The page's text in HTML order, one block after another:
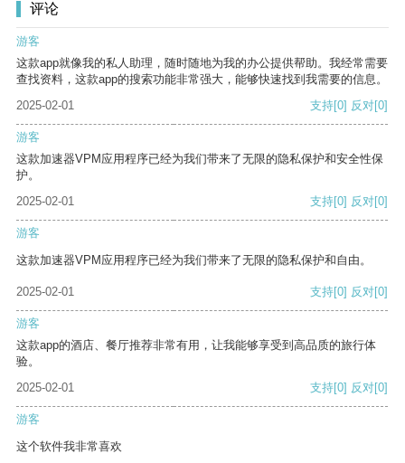
评论
游客
这款app就像我的私人助理，随时随地为我的办公提供帮助。我经常需要
查找资料，这款app的搜索功能非常强大，能够快速找到我需要的信息。
2025-02-01
支持[0] 反对[0]
游客
这款加速器VPM应用程序已经为我们带来了无限的隐私保护和安全性保
护。
2025-02-01
支持[0] 反对[0]
游客
这款加速器VPM应用程序已经为我们带来了无限的隐私保护和自由。
2025-02-01 支持[0] 反对[0]
游客
这款app的酒店、餐厅推荐非常有用，让我能够享受到高品质的旅行体
验。
2025-02-01
支持[0] 反对[0]
游客
这个软件我非常喜欢